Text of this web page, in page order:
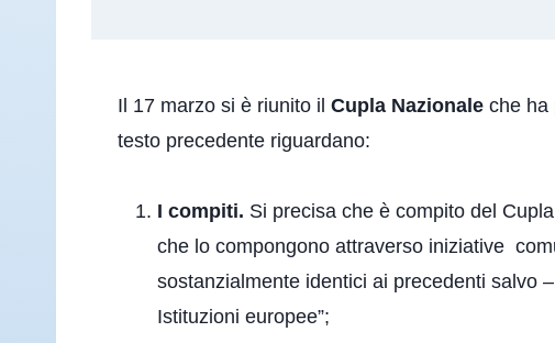
Il 17 marzo si è riunito il Cupla Nazionaleche ha
testo precedente riguardano:
I compiti. Si precisa che è compito del
che lo compongono attraverso iniziative
sostanzialmente identici ai precedenti salvo
Istituzioni europee”;